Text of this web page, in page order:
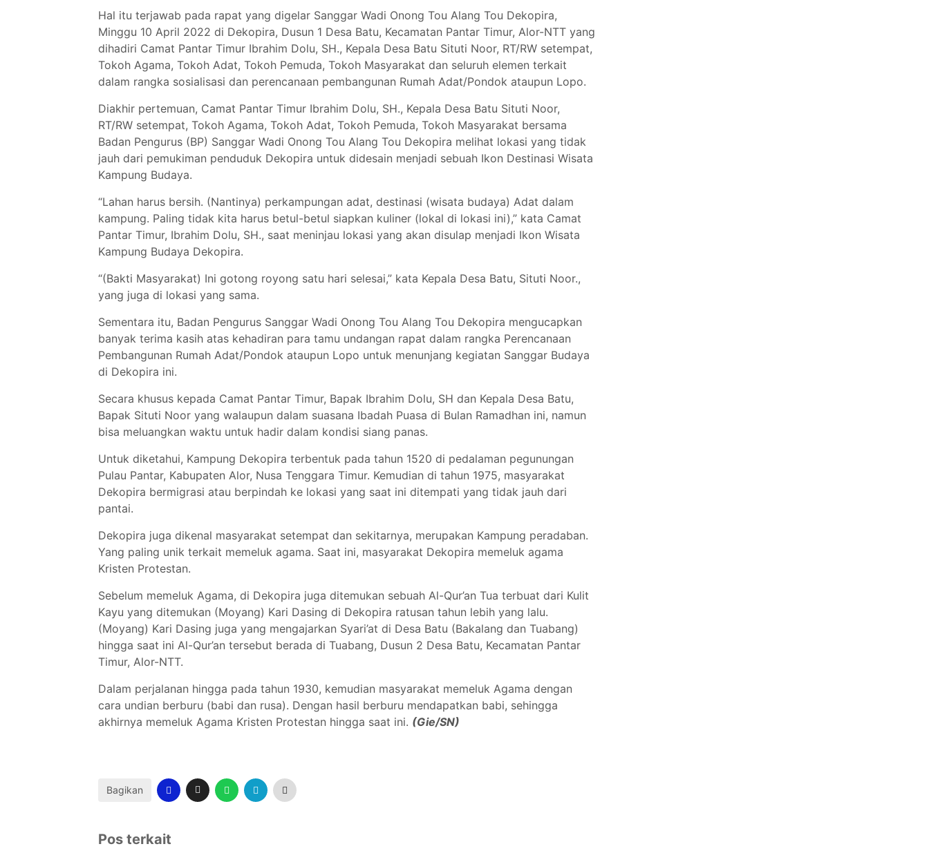
Hal itu terjawab pada rapat yang digelar Sanggar Wadi Onong Tou Alang Tou Dekopira,
Minggu 10 April 2022 di Dekopira, Dusun 1 Desa Batu, Kecamatan Pantar Timur, Alor-NTT yang
dihadiri Camat Pantar Timur Ibrahim Dolu, SH., Kepala Desa Batu Situti Noor, RT/RW setempat,
Tokoh Agama, Tokoh Adat, Tokoh Pemuda, Tokoh Masyarakat dan seluruh elemen terkait
dalam rangka sosialisasi dan perencanaan pembangunan Rumah Adat/Pondok ataupun Lopo.
Diakhir pertemuan, Camat Pantar Timur Ibrahim Dolu, SH., Kepala Desa Batu Situti Noor,
RT/RW setempat, Tokoh Agama, Tokoh Adat, Tokoh Pemuda, Tokoh Masyarakat bersama
Badan Pengurus (BP) Sanggar Wadi Onong Tou Alang Tou Dekopira melihat lokasi yang tidak
jauh dari pemukiman penduduk Dekopira untuk didesain menjadi sebuah Ikon Destinasi Wisata
Kampung Budaya.
“Lahan harus bersih. (Nantinya) perkampungan adat, destinasi (wisata budaya) Adat dalam
kampung. Paling tidak kita harus betul-betul siapkan kuliner (lokal di lokasi ini),” kata Camat
Pantar Timur, Ibrahim Dolu, SH., saat meninjau lokasi yang akan disulap menjadi Ikon Wisata
Kampung Budaya Dekopira.
“(Bakti Masyarakat) Ini gotong royong satu hari selesai,” kata Kepala Desa Batu, Situti Noor.,
yang juga di lokasi yang sama.
Sementara itu, Badan Pengurus Sanggar Wadi Onong Tou Alang Tou Dekopira mengucapkan
banyak terima kasih atas kehadiran para tamu undangan rapat dalam rangka Perencanaan
Pembangunan Rumah Adat/Pondok ataupun Lopo untuk menunjang kegiatan Sanggar Budaya
di Dekopira ini.
Secara khusus kepada Camat Pantar Timur, Bapak Ibrahim Dolu, SH dan Kepala Desa Batu,
Bapak Situti Noor yang walaupun dalam suasana Ibadah Puasa di Bulan Ramadhan ini, namun
bisa meluangkan waktu untuk hadir dalam kondisi siang panas.
Untuk diketahui, Kampung Dekopira terbentuk pada tahun 1520 di pedalaman pegunungan
Pulau Pantar, Kabupaten Alor, Nusa Tenggara Timur. Kemudian di tahun 1975, masyarakat
Dekopira bermigrasi atau berpindah ke lokasi yang saat ini ditempati yang tidak jauh dari
pantai.
Dekopira juga dikenal masyarakat setempat dan sekitarnya, merupakan Kampung peradaban.
Yang paling unik terkait memeluk agama. Saat ini, masyarakat Dekopira memeluk agama
Kristen Protestan.
Sebelum memeluk Agama, di Dekopira juga ditemukan sebuah Al-Qur’an Tua terbuat dari Kulit
Kayu yang ditemukan (Moyang) Kari Dasing di Dekopira ratusan tahun lebih yang lalu.
(Moyang) Kari Dasing juga yang mengajarkan Syari’at di Desa Batu (Bakalang dan Tuabang)
hingga saat ini Al-Qur’an tersebut berada di Tuabang, Dusun 2 Desa Batu, Kecamatan Pantar
Timur, Alor-NTT.
Dalam perjalanan hingga pada tahun 1930, kemudian masyarakat memeluk Agama dengan
cara undian berburu (babi dan rusa). Dengan hasil berburu mendapatkan babi, sehingga
akhirnya memeluk Agama Kristen Protestan hingga saat ini. (Gie/SN)
Bagikan
Pos terkait